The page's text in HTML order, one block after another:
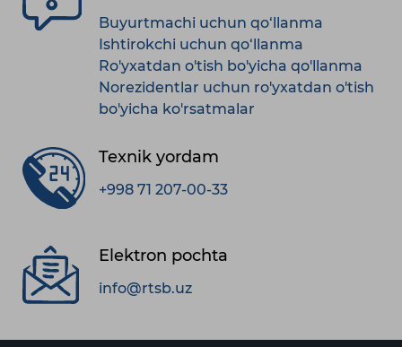
Buyurtmachi uchun qo‘llanma
Ishtirokchi uchun qo‘llanma
Ro'yxatdan o'tish bo'yicha qo'llanma
Norezidentlar uchun ro'yxatdan o'tish
bo'yicha ko'rsatmalar
Texnik yordam
+998 71 207-00-33
Elektron pochta
info@rtsb.uz